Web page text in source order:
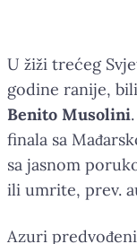
U žiži trećeg
godine ranije,
Benito Musolini
finala sa
sa jasnom
ili umrite, prev.
Azuri predvođeni